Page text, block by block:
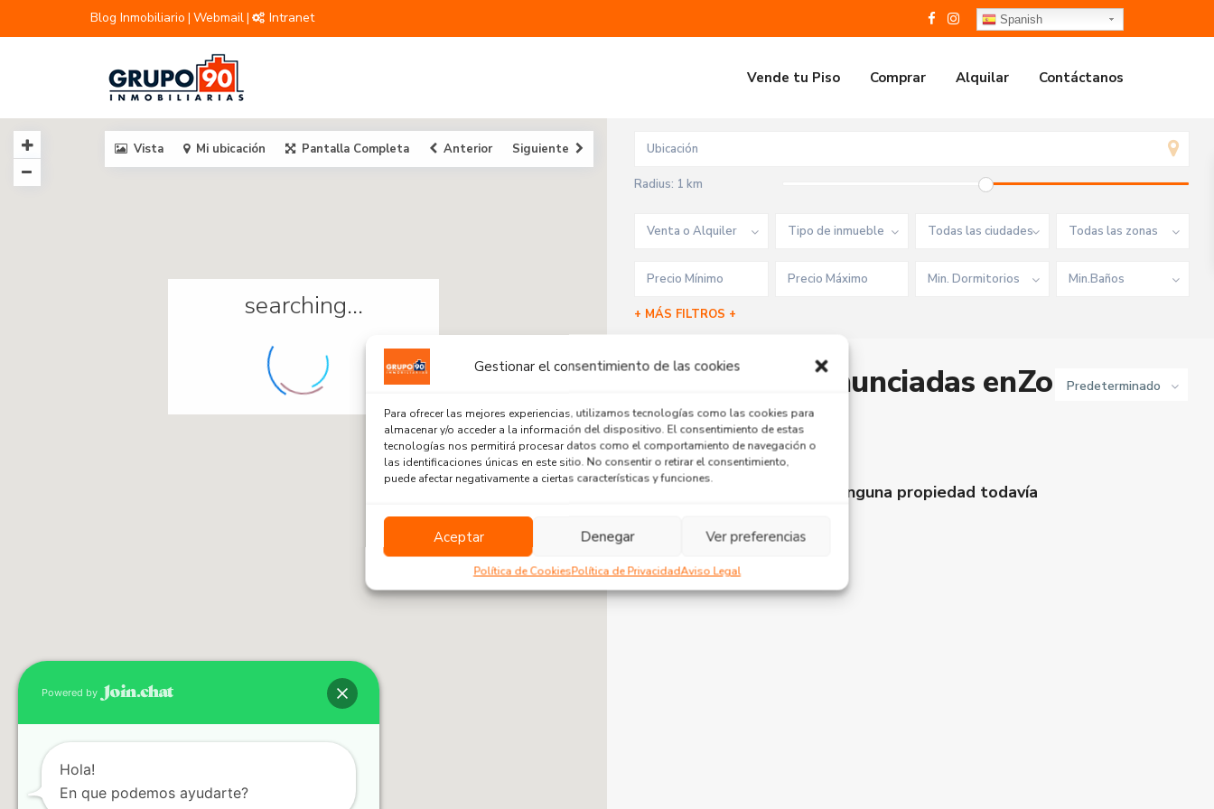
Gestionar el consentimiento de las cookies
Para ofrecer las mejores experiencias, utilizamos tecnologías como las cookies para
almacenar y/o acceder a la información del dispositivo. El consentimiento de estas
tecnologías nos permitirá procesar datos como el comportamiento de navegación o
las identificaciones únicas en este sitio. No consentir o retirar el consentimiento,
puede afectar negativamente a ciertas características y funciones.
Aceptar Denegar Ver preferencias
Política de CookiesPolítica de PrivacidadAviso Legal
Blog Inmobiliario | Webmail| Intranet Spanish
Vende tu Piso Comprar Alquilar Contáctanos
searching...
Vista Mi ubicación Pantalla Completa Anterior Siguiente
Radius: 1 km
Venta o Alquiler Tipo de inmueble Todas las ciudades Todas las zonas
Min. Dormitorios Min.Baños
+ MÁS FILTROS +
Predeterminado
Propiedades anunciadas enZona Casco
Antiguo
Usted no tiene publicada ninguna propiedad todavía
Powered by
Hola!
En que podemos ayudarte?